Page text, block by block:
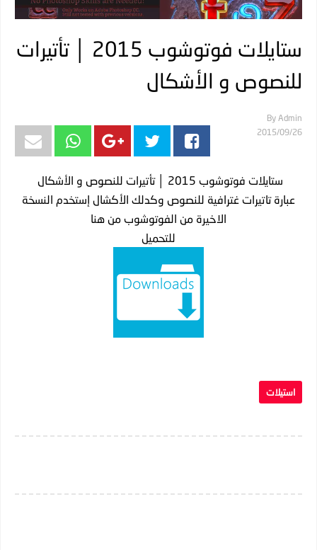
ستايلات فوتوشوب 2015 │ تأتيرات
للنصوص و الأشكال
By Admin
26‏/09‏/2015
ستايلات فوتوشوب 2015 │ تأتيرات للنصوص و الأشكال
عبارة تاتيرات غترافية للنصوص وكدلك الأكشال إستخدم النسخة
الاخيرة من الفوتوشوب من هنا
للتحميل
استيلات